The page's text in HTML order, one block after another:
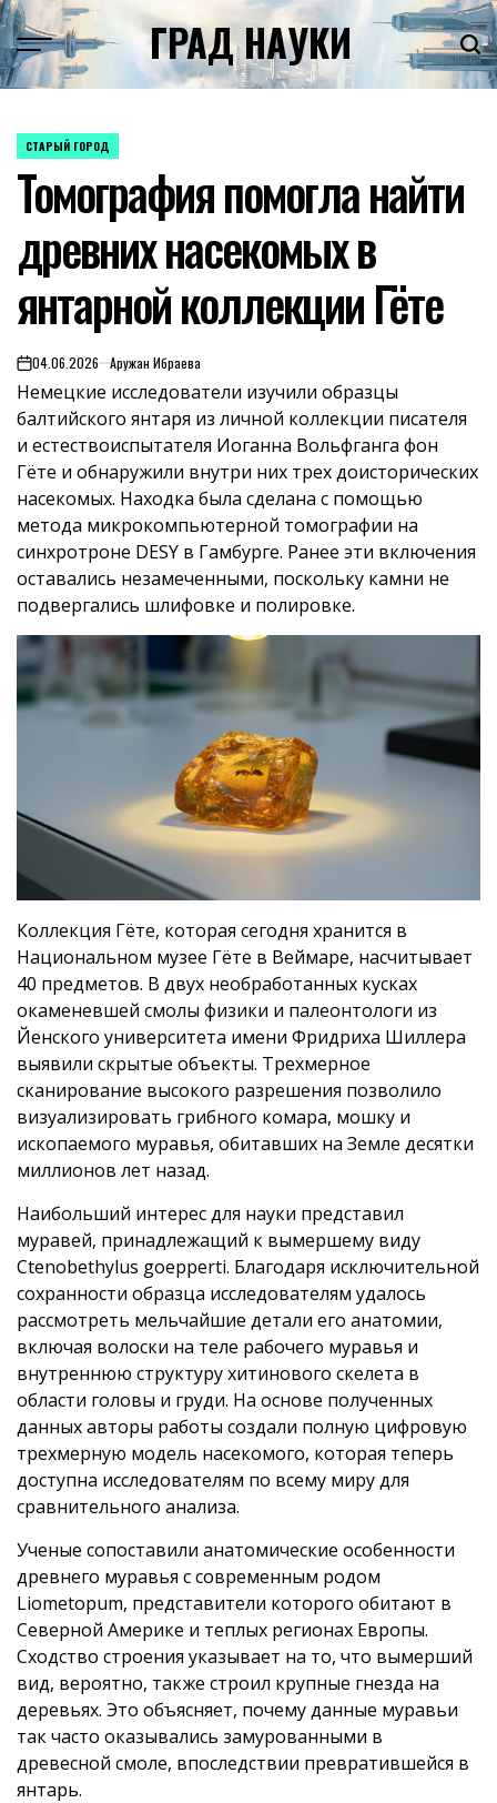
Skip
to
content
ГРАД НАУКИ
POSTED
СТАРЫЙ ГОРОД
Томография помогла найти
древних насекомых в
янтарной коллекции Гёте
on04.06.2026 Аружан Ибраева
Немецкие исследователи изучили образцы
балтийского янтаря из личной коллекции писателя
и естествоиспытателя Иоганна Вольфганга фон
Гёте и обнаружили внутри них трех доисторических
насекомых. Находка была сделана с помощью
метода микрокомпьютерной томографии на
синхротроне DESY в Гамбурге. Ранее эти включения
оставались незамеченными, поскольку камни не
подвергались шлифовке и полировке.
Коллекция Гёте, которая сегодня хранится в
Национальном музее Гёте в Веймаре, насчитывает
40 предметов. В двух необработанных кусках
окаменевшей смолы физики и палеонтологи из
Йенского университета имени Фридриха Шиллера
выявили скрытые объекты. Трехмерное
сканирование высокого разрешения позволило
визуализировать грибного комара, мошку и
ископаемого муравья, обитавших на Земле десятки
миллионов лет назад.
Наибольший интерес для науки представил
муравей, принадлежащий к вымершему виду
Ctenobethylus goepperti. Благодаря исключительной
сохранности образца исследователям удалось
рассмотреть мельчайшие детали его анатомии,
включая волоски на теле рабочего муравья и
внутреннюю структуру хитинового скелета в
области головы и груди. На основе полученных
данных авторы работы создали полную цифровую
трехмерную модель насекомого, которая теперь
доступна исследователям по всему миру для
сравнительного анализа.
Ученые сопоставили анатомические особенности
древнего муравья с современным родом
Liometopum, представители которого обитают в
Северной Америке и теплых регионах Европы.
Сходство строения указывает на то, что вымерший
вид, вероятно, также строил крупные гнезда на
деревьях. Это объясняет, почему данные муравьи
так часто оказывались замурованными в
древесной смоле, впоследствии превратившейся в
янтарь.